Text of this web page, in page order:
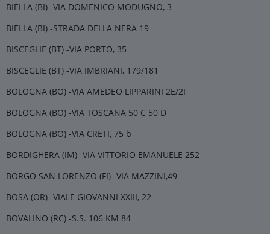
BIELLA (BI) -VIA DOMENICO MODUGNO, 3
BIELLA (BI) -STRADA DELLA NERA 19
BISCEGLIE (BT) -VIA PORTO, 35
BISCEGLIE (BT) -VIA IMBRIANI, 179/181
BOLOGNA (BO) -VIA AMEDEO LIPPARINI 2E/2F
BOLOGNA (BO) -VIA TOSCANA 50 C 50 D
BOLOGNA (BO) -VIA CRETI, 75 b
BORDIGHERA (IM) -VIA VITTORIO EMANUELE 252
BORGO SAN LORENZO (FI) -VIA MAZZINI,49
BOSA (OR) -VIALE GIOVANNI XXIII, 22
BOVALINO (RC) -S.S. 106 KM 84